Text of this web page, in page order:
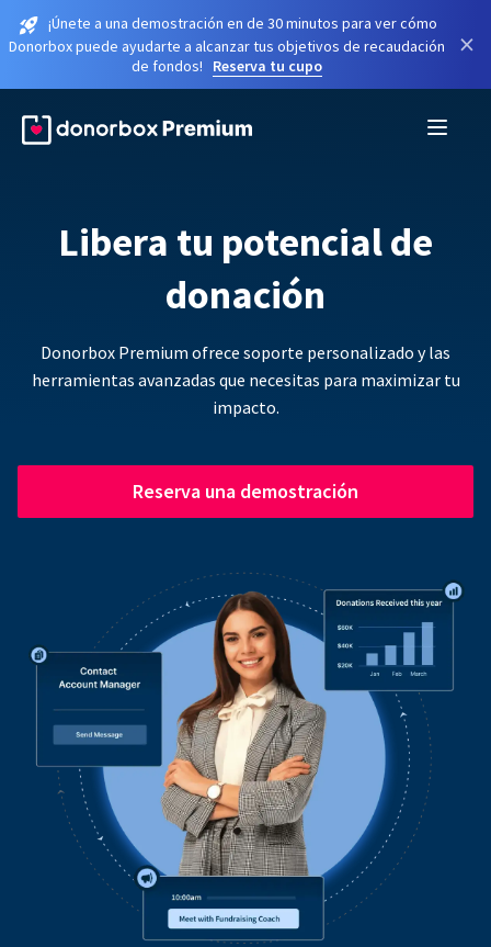
¡Únete a una demostración en de 30 minutos para ver cómo
Donorbox puede ayudarte a alcanzar tus objetivos de recaudación
de fondos!
Reserva tu cupo
×
Libera tu potencial de
donación
Donorbox Premium ofrece soporte personalizado y las
herramientas avanzadas que necesitas para maximizar tu
impacto.
Reserva una demostración